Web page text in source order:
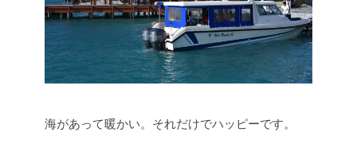
海があって暖かい。それだけでハッピーです。